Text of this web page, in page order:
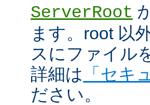
ServerRoot
ます。root 以
スにファイル
詳細は
「セキ
ださい。